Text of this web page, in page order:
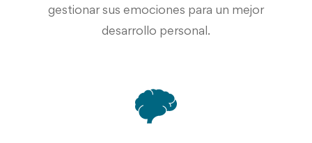
gestionar sus emociones para un mejor
desarrollo personal.